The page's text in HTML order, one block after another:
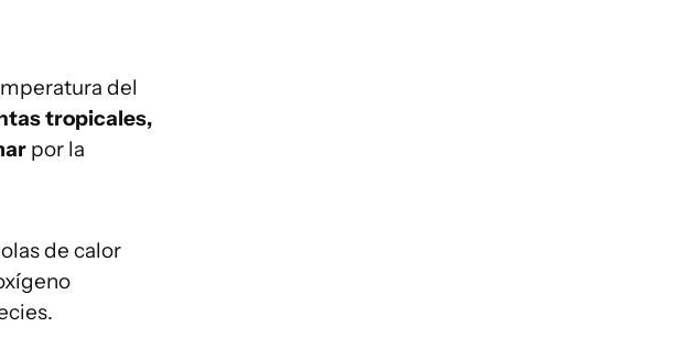
del
tropicales,
por la
de calor